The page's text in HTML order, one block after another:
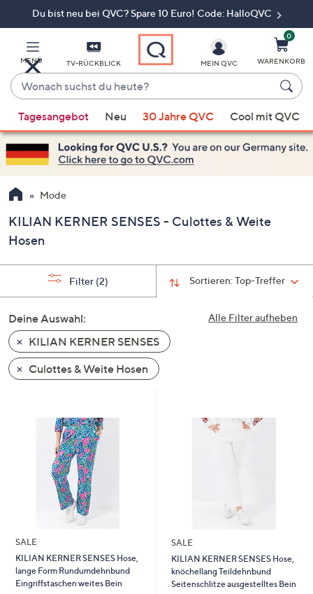
Du bist neu bei QVC? Spare 10 Euro! Code: HalloQVC
MENÜ TV-RÜCKBLICK
Wonach
suchst
du
heute?
Vorschläge
verfügbar
sind,
verwenden
Sie
Pfeiltasten
nach
oder
wischen
Sie
auf
anzuzeigen.
MEIN QVC
0
WARENKORB
Tagesangebot Neu 30 Jahre QVC Cool mit QVC
Mode
KILIAN KERNER SENSES - Culottes & Weite
Hosen
Sortieren:Top-Treffer
Filter (2)
Alle Filter aufheben
Deine Auswahl:
KILIAN KERNER SENSES
Culottes & Weite Hosen
SALE
KILIAN KERNER SENSES Hose,
lange Form Rundumdehnbund
Eingriffstaschen weites Bein
SALE
KILIAN KERNER SENSES Hose,
knöchellang Teildehnbund
Seitenschlitze ausgestelltes Bein